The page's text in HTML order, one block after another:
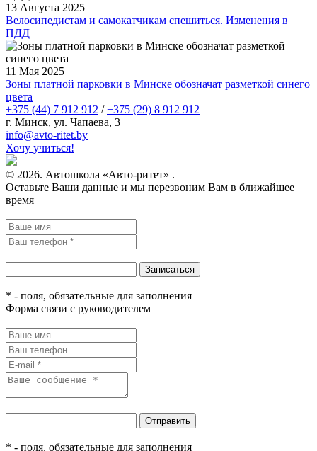
13 Августа 2025
Велосипедистам и самокатчикам спешиться. Изменения в
ПДД
11 Мая 2025
Зоны платной парковки в Минске обозначат разметкой синего
цвета
+375 (44) 7 912 912 /+375 (29) 8 912 912
г. Минск, ул. Чапаева, 3
infо@avtо-ritеt.by
Хочу учиться!
© 2026. Автошкола «Авто-ритет» .
Оставьте Ваши данные и мы перезвоним Вам в ближайшее
время
* - поля, обязательные для заполнения
Форма связи с руководителем
* - поля, обязательные для заполнения